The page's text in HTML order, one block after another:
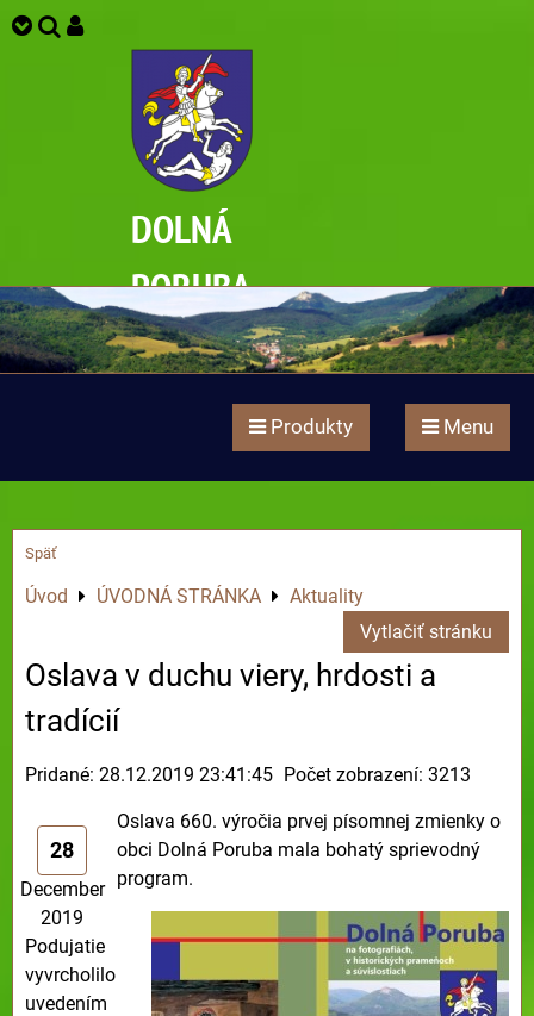
DOLNÁ
PORUBA
Produkty Menu
Späť
Úvod ÚVODNÁ STRÁNKA
Aktuality
Vytlačiť stránku
Oslava v duchu viery, hrdosti a
tradícií
Pridané: 28.12.2019 23:41:45 Počet zobrazení: 3213
28
December
2019
Oslava 660. výročia prvej písomnej zmienky o
obci Dolná Poruba mala bohatý sprievodný
program.
Podujatie
vyvrcholilo
uvedením